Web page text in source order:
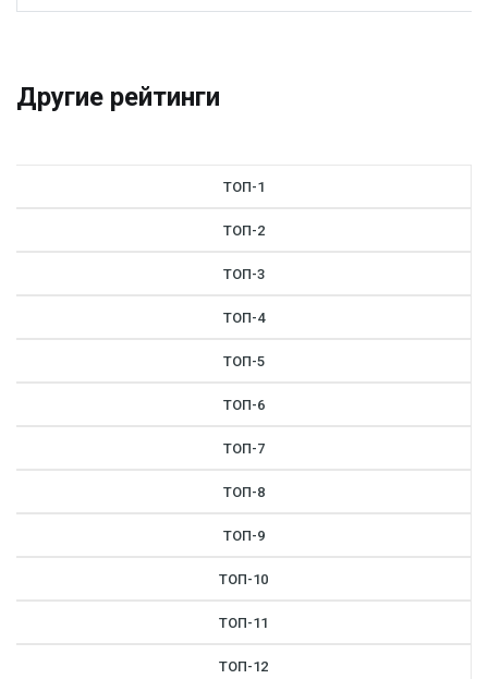
Другие рейтинги
ТОП-1
ТОП-2
ТОП-3
ТОП-4
ТОП-5
ТОП-6
ТОП-7
ТОП-8
ТОП-9
ТОП-10
ТОП-11
ТОП-12